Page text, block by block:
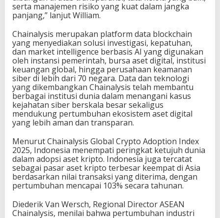
serta manajemen risiko yang kuat dalam jangka
panjang,” lanjut William.
Chainalysis merupakan platform data blockchain
yang menyediakan solusi investigasi, kepatuhan,
dan market intelligence berbasis AI yang digunakan
oleh instansi pemerintah, bursa aset digital, institusi
keuangan global, hingga perusahaan keamanan
siber di lebih dari 70 negara. Data dan teknologi
yang dikembangkan Chainalysis telah membantu
berbagai institusi dunia dalam menangani kasus
kejahatan siber berskala besar sekaligus
mendukung pertumbuhan ekosistem aset digital
yang lebih aman dan transparan.
Menurut Chainalysis Global Crypto Adoption Index
2025, Indonesia menempati peringkat ketujuh dunia
dalam adopsi aset kripto. Indonesia juga tercatat
sebagai pasar aset kripto terbesar keempat di Asia
berdasarkan nilai transaksi yang diterima, dengan
pertumbuhan mencapai 103% secara tahunan.
Diederik Van Wersch, Regional Director ASEAN
Chainalysis, menilai bahwa pertumbuhan industri